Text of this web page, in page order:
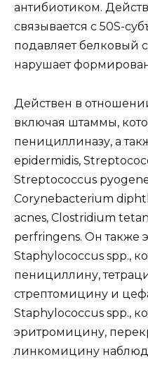
антибиотиком.
связывается с 50S-
подавляет белковый
нарушает
Действен в
включая штаммы,
пенициллиназу, а
epidermidis,
Streptococcus
Corynebacterium
acnes, Clostridium
perfringens. Он также
Staphylococcus spp.,
пенициллину,
стрептомицину и
Staphylococcus spp.,
эритромицину,
линкомицину